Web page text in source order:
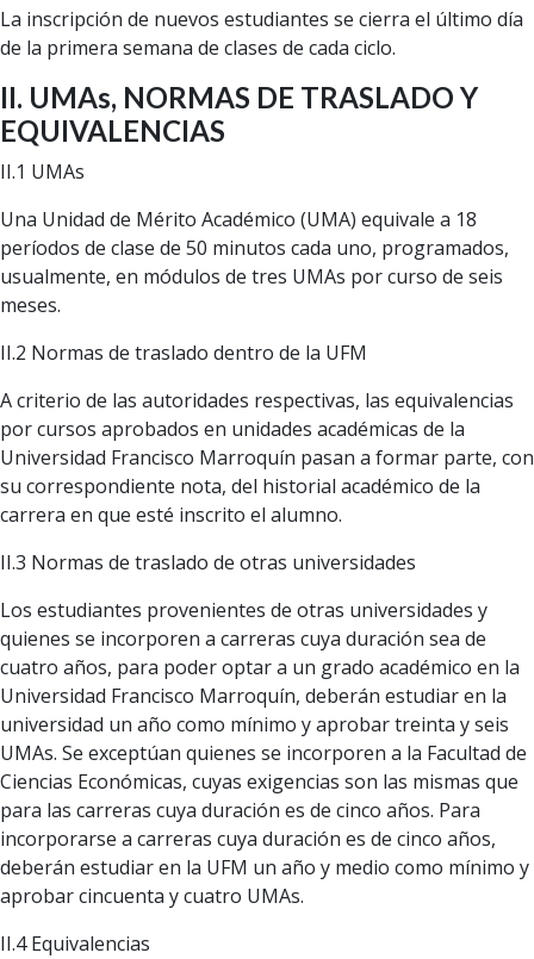
La inscripción de nuevos estudiantes se cierra el último día
de la primera semana de clases de cada ciclo.
II. UMAs, NORMAS DE TRASLADO Y
EQUIVALENCIAS
II.1 UMAs
Una Unidad de Mérito Académico (UMA) equivale a 18
períodos de clase de 50 minutos cada uno, programados,
usualmente, en módulos de tres UMAs por curso de seis
meses.
II.2 Normas de traslado dentro de la UFM
A criterio de las autoridades respectivas, las equivalencias
por cursos aprobados en unidades académicas de la
Universidad Francisco Marroquín pasan a formar parte, con
su correspondiente nota, del historial académico de la
carrera en que esté inscrito el alumno.
II.3 Normas de traslado de otras universidades
Los estudiantes provenientes de otras universidades y
quienes se incorporen a carreras cuya duración sea de
cuatro años, para poder optar a un grado académico en la
Universidad Francisco Marroquín, deberán estudiar en la
universidad un año como mínimo y aprobar treinta y seis
UMAs. Se exceptúan quienes se incorporen a la Facultad de
Ciencias Económicas, cuyas exigencias son las mismas que
para las carreras cuya duración es de cinco años. Para
incorporarse a carreras cuya duración es de cinco años,
deberán estudiar en la UFM un año y medio como mínimo y
aprobar cincuenta y cuatro UMAs.
II.4 Equivalencias